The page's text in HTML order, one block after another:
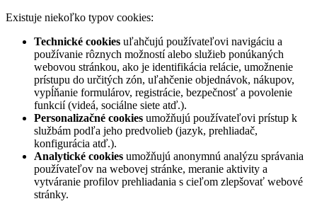
Existuje niekoľko typov cookies:
Technické cookies uľahčujú používateľovi navigáciu a
používanie rôznych možností alebo služieb ponúkaných
webovou stránkou, ako je identifikácia relácie, umožnenie
prístupu do určitých zón, uľahčenie objednávok, nákupov,
vypĺňanie formulárov, registrácie, bezpečnosť a povolenie
funkcií (videá, sociálne siete atď.).
Personalizačné cookies umožňujú používateľovi prístup k
službám podľa jeho predvolieb (jazyk, prehliadač,
konfigurácia atď.).
Analytické cookies umožňujú anonymnú analýzu správania
používateľov na webovej stránke, meranie aktivity a
vytváranie profilov prehliadania s cieľom zlepšovať webové
stránky.